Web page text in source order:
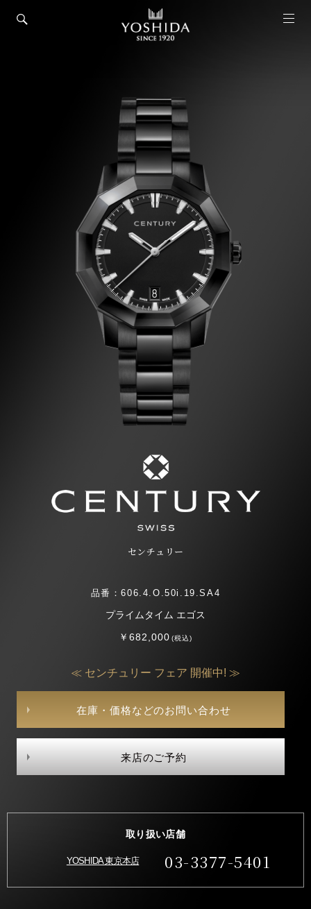
センチュリー
品番：606.4.O.50i.19.SA4
プライムタイム エゴス
￥682,000(税込)
≪ センチュリー フェア 開催中! ≫
在庫・価格などのお問い合わせ
来店のご予約
取り扱い店舗
YOSHIDA 東京本店 03-3377-5401